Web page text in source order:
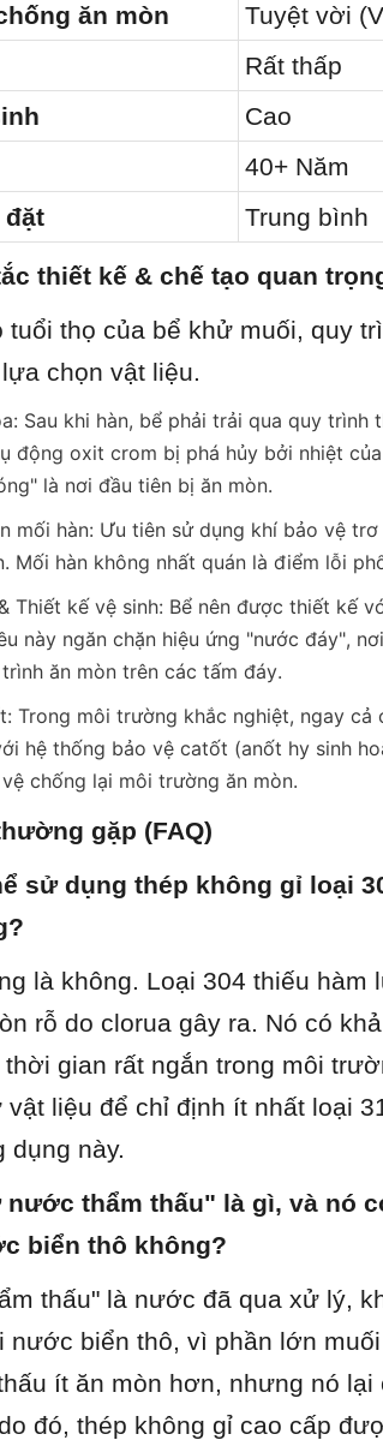
ăn mòn
Tuyệt vời
Rất thấp
Cao
40+ Năm
đặt
Trung bình
thiết kế & chế tạo quan
tuổi thọ của bể khử muối, quy
chọn vật liệu.
Sau khi hàn, bể phải trải qua quy trình
động oxit crom bị phá hủy bởi nhiệt
là nơi đầu tiên bị ăn mòn.
mối hàn: Ưu tiên sử dụng khí bảo vệ
Mối hàn không nhất quán là điểm lỗi
Thiết kế vệ sinh: Bể nên được thiết kế
này ngăn chặn hiệu ứng "nước đáy",
ăn mòn trên các tấm đáy.
Trong môi trường khắc nghiệt, ngay
hệ thống bảo vệ catốt (anốt hy sinh
chống lại môi trường ăn mòn.
gặp (FAQ)
sử dụng thép không gỉ loại
là không. Loại 304 thiếu hàm
rỗ do clorua gây ra. Nó có
thời gian rất ngắn trong môi
liệu để chỉ định ít nhất loại
dụng này.
thẩm thấu" là gì, và nó
biển thô không?
thấu" là nước đã qua xử lý,
nước biển thô, vì phần lớn
ít ăn mòn hơn, nhưng nó lại
đó, thép không gỉ cao cấp